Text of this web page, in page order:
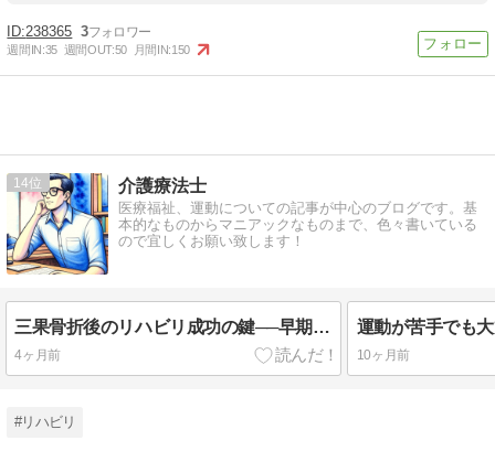
238365 3
週間IN:35 週間OUT:50 月間IN:150
14 介護療法士
医療福祉、運動についての記事が中心のブログです。基
本的なものからマニアックなものまで、色々書いている
ので宜しくお願い致します！
三果骨折後のリハビリ成功の鍵──早期回復のためのポイント徹底ガイド
4ヶ月前 10ヶ月前
#リハビリ